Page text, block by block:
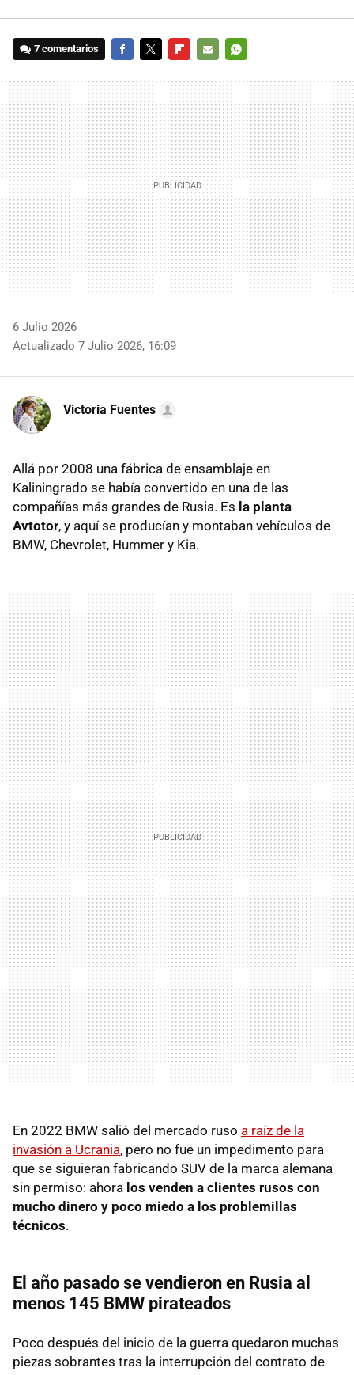
7 comentarios
MAIL
6 Julio 2026
Actualizado 7 Julio 2026, 16:09
Victoria Fuentes
Allá por 2008 una fábrica de ensamblaje en
Kaliningrado se había convertido en una de las
compañías más grandes de Rusia. Es la planta
Avtotor, y aquí se producían y montaban vehículos de
BMW, Chevrolet, Hummer y Kia.
En 2022 BMW salió del mercado ruso a raíz de la
invasión a Ucrania, pero no fue un impedimento para
que se siguieran fabricando SUV de la marca alemana
sin permiso: ahora los venden a clientes rusos con
mucho dinero y poco miedo a los problemillas
técnicos.
El año pasado se vendieron en Rusia al
menos 145 BMW pirateados
Poco después del inicio de la guerra quedaron muchas
piezas sobrantes tras la interrupción del contrato de